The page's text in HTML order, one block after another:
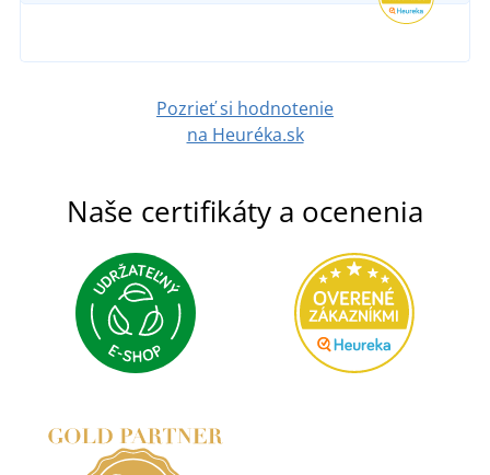
Pozrieť si hodnotenie
na Heuréka.sk
Naše certifikáty a ocenenia